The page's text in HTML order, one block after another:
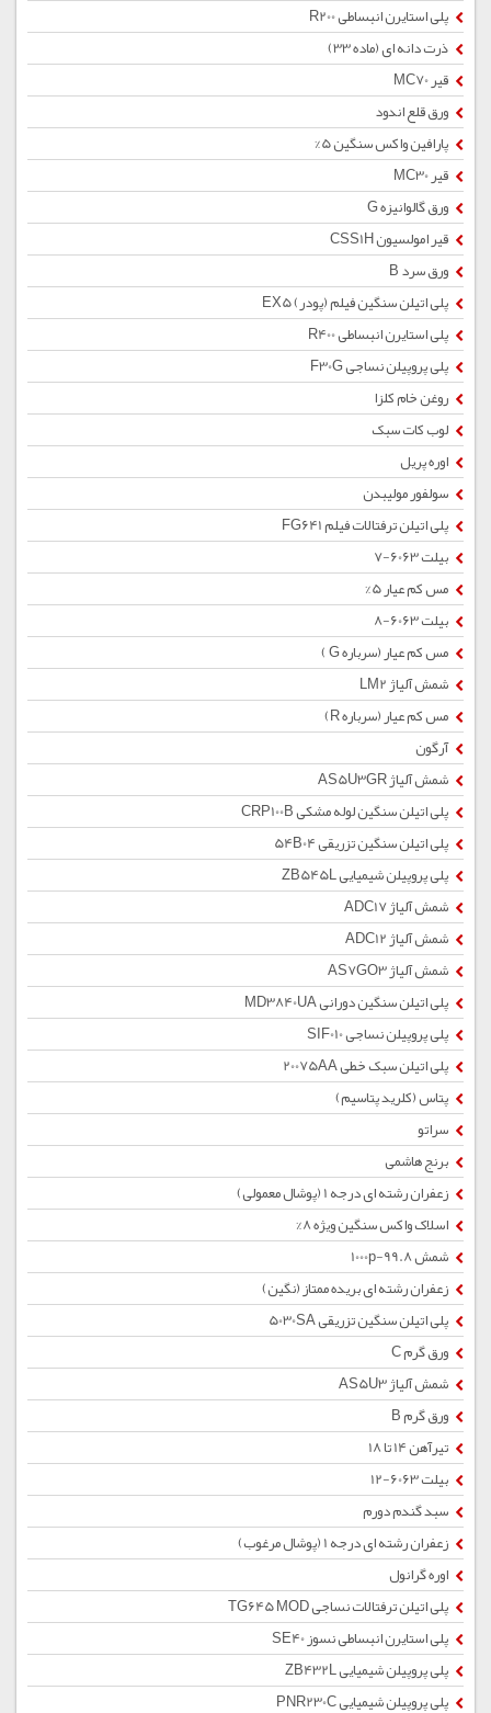
پلی استایرن انبساطی R200
ذرت دانه ای (ماده 33)
قیر MC70
ورق قلع اندود
پارافین واکس سنگین 5%
قیر MC30
ورق گالوانیزه G
قیر امولسیون CSS1H
ورق سرد B
پلی اتیلن سنگین فیلم (پودر) EX5
پلی استایرن انبساطی R400
پلی پروپیلن نساجی F30G
روغن خام کلزا
لوب کات سبک
اوره پریل
سولفور مولیبدن
پلی اتیلن ترفتالات فیلم FG641
بیلت 6063-7
مس کم عیار 5%
بیلت 6063-8
مس کم عیار (سرباره G )
شمش آلیاژ LM2
مس کم عیار (سرباره R)
آرگون
شمش آلیاژ AS5U3GR
پلی اتیلن سنگین لوله مشکی CRP100B
پلی اتیلن سنگین تزریقی 54B04
پلی پروپیلن شیمیایی ZB545L
شمش آلیاژ ADC17
شمش آلیاژ ADC12
شمش آلیاژ AS7GO3
پلی اتیلن سنگین دورانی MD3840UA
پلی پروپیلن نساجی SIF010
پلی اتیلن سبک خطی 20075AA
پتاس (کلرید پتاسیم)
سراتو
برنج هاشمی
زعفران رشته ای درجه 1 (پوشال معمولی)
اسلاک واکس سنگین ویژه 8%
شمش 1000p-99.8
زعفران رشته ای بریده ممتاز (نگین)
پلی اتیلن سنگین تزریقی 5030SA
ورق گرم C
شمش آلیاژ AS5U3
ورق گرم B
تیرآهن 14 تا 18
بیلت 6063-12
سبد گندم دورم
زعفران رشته ای درجه 1 (پوشال مرغوب)
اوره گرانول
پلی اتیلن ترفتالات نساجی TG645 MOD
پلی استایرن انبساطی نسوز SE40
پلی پروپیلن شیمیایی ZB432L
پلی پروپیلن شیمیایی PNR230C